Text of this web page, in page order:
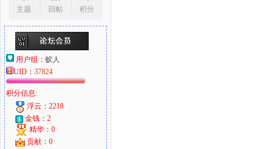
主题
回帖
积分
用户组： 蚁人
UID： 37824
积分信息:
浮云：2218
金钱：2
精华：0
贡献：0